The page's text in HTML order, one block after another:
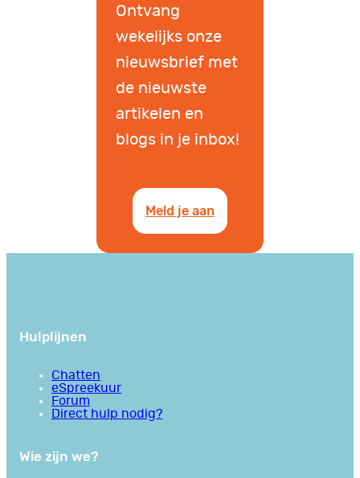
Ontvang
wekelijks onze
nieuwsbrief met
de nieuwste
artikelen en
blogs in je inbox!
Meld je aan
Hulplijnen
Chatten
eSpreekuur
Forum
Direct hulp nodig?
Wie zijn we?